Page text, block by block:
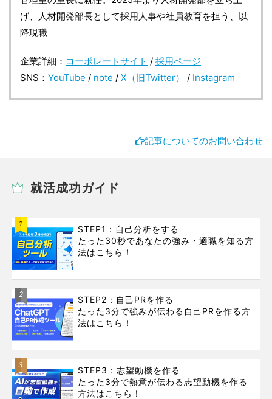
げ、人材開発部長として採用人事や社員教育を担う、以
降現職
企業詳細： コーポレートサイト / 採用ページ
SNS： YouTube / note / X（旧Twitter） / Instagram
記事についてのお問い合わせ
就活成功ガイド
1
STEP1：自己分析をする
たった30秒であなたの強み・適職を知る方
法はこちら！
2
STEP2：自己PRを作る
たった3分で強みが伝わる自己PRを作る方
法はこちら！
3
STEP3：志望動機を作る
たった3分で熱意が伝わる志望動機を作る
方法はこちら！